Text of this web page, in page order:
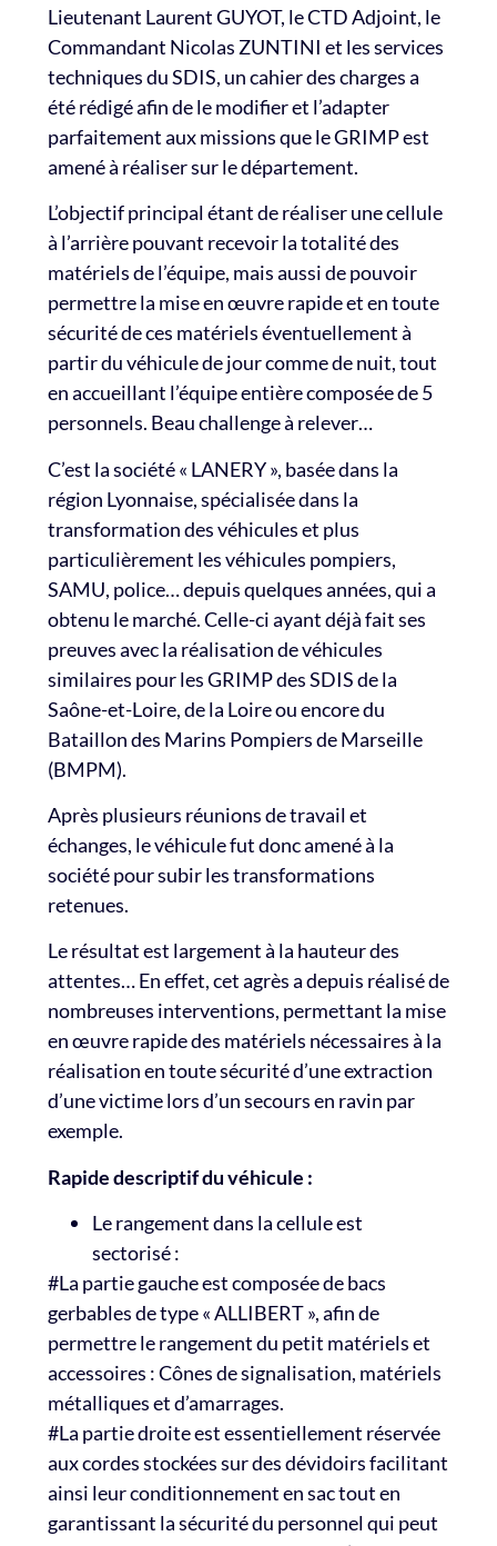
Lieutenant Laurent GUYOT, le CTD Adjoint, le
Commandant Nicolas ZUNTINI et les services
techniques du SDIS, un cahier des charges a
été rédigé afin de le modifier et l’adapter
parfaitement aux missions que le GRIMP est
amené à réaliser sur le département.
L’objectif principal étant de réaliser une cellule
à l’arrière pouvant recevoir la totalité des
matériels de l’équipe, mais aussi de pouvoir
permettre la mise en œuvre rapide et en toute
sécurité de ces matériels éventuellement à
partir du véhicule de jour comme de nuit, tout
en accueillant l’équipe entière composée de 5
personnels. Beau challenge à relever…
C’est la société « LANERY », basée dans la
région Lyonnaise, spécialisée dans la
transformation des véhicules et plus
particulièrement les véhicules pompiers,
SAMU, police… depuis quelques années, qui a
obtenu le marché. Celle-ci ayant déjà fait ses
preuves avec la réalisation de véhicules
similaires pour les GRIMP des SDIS de la
Saône-et-Loire, de la Loire ou encore du
Bataillon des Marins Pompiers de Marseille
(BMPM).
Après plusieurs réunions de travail et
échanges, le véhicule fut donc amené à la
société pour subir les transformations
retenues.
Le résultat est largement à la hauteur des
attentes… En effet, cet agrès a depuis réalisé de
nombreuses interventions, permettant la mise
en œuvre rapide des matériels nécessaires à la
réalisation en toute sécurité d’une extraction
d’une victime lors d’un secours en ravin par
exemple.
Rapide descriptif du véhicule :
Le rangement dans la cellule est
sectorisé :
#La partie gauche est composée de bacs
gerbables de type « ALLIBERT », afin de
permettre le rangement du petit matériels et
accessoires : Cônes de signalisation, matériels
métalliques et d’amarrages.
#La partie droite est essentiellement réservée
aux cordes stockées sur des dévidoirs facilitant
ainsi leur conditionnement en sac tout en
garantissant la sécurité du personnel qui peut